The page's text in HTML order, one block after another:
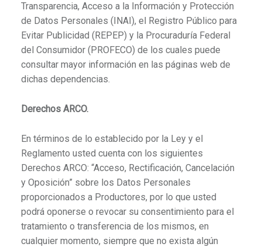
Transparencia, Acceso a la Información y Protección
de Datos Personales (INAI), el Registro Público para
Evitar Publicidad (REPEP) y la Procuraduría Federal
del Consumidor (PROFECO) de los cuales puede
consultar mayor información en las páginas web de
dichas dependencias.
Derechos ARCO.
En términos de lo establecido por la Ley y el
Reglamento usted cuenta con los siguientes
Derechos ARCO: “Acceso, Rectificación, Cancelación
y Oposición” sobre los Datos Personales
proporcionados a Productores, por lo que usted
podrá oponerse o revocar su consentimiento para el
tratamiento o transferencia de los mismos, en
cualquier momento, siempre que no exista algún